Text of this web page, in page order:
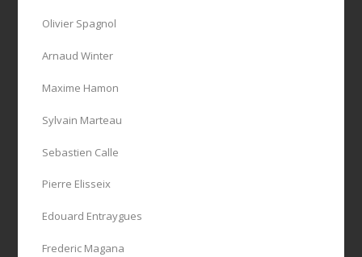
Olivier Spagnol
Arnaud Winter
Maxime Hamon
Sylvain Marteau
Sebastien Calle
Pierre Elisseix
Edouard Entraygues
Frederic Magana